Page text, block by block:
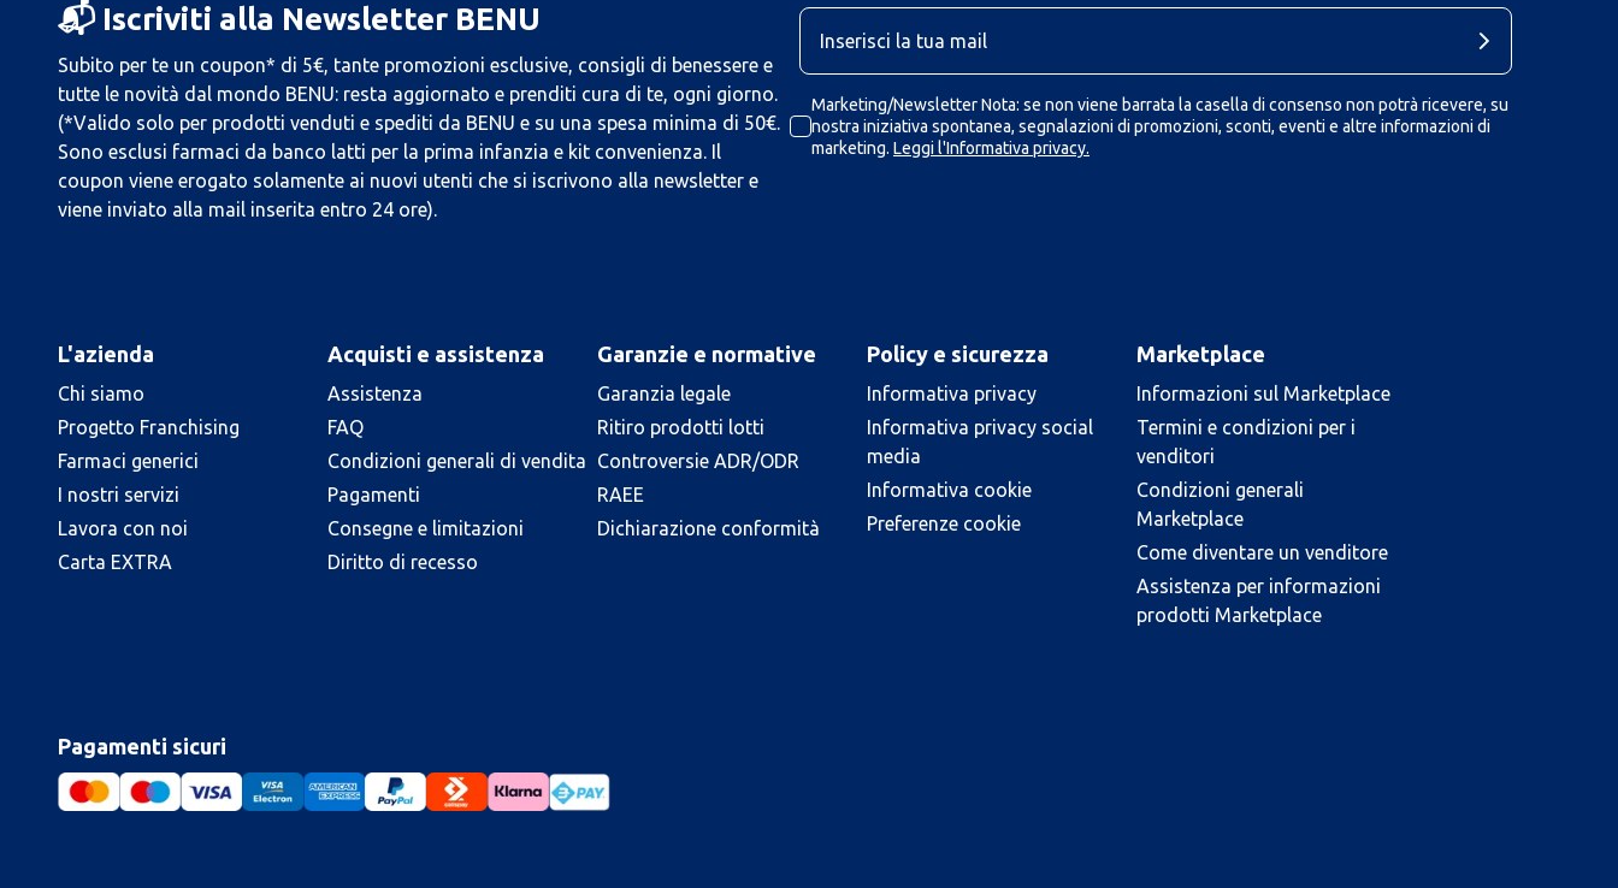
📬 Iscriviti alla Newsletter BENU
Subito per te un coupon* di 5€, tante promozioni esclusive, consigli di benessere e
tutte le novità dal mondo BENU: resta aggiornato e prenditi cura di te, ogni giorno.
(*Valido solo per prodotti venduti e spediti da BENU e su una spesa minima di 50€.
Sono esclusi farmaci da banco latti per la prima infanzia e kit convenienza. Il
coupon viene erogato solamente ai nuovi utenti che si iscrivono alla newsletter e
viene inviato alla mail inserita entro 24 ore).
Marketing/Newsletter Nota: se non viene barrata la casella di consenso non potrà ricevere, su
nostra iniziativa spontanea, segnalazioni di promozioni, sconti, eventi e altre informazioni di
marketing. Leggi l'Informativa privacy.
L'azienda
Chi siamo
Progetto Franchising
Farmaci generici
I nostri servizi
Lavora con noi
Carta EXTRA
Acquisti e assistenza
Assistenza
FAQ
Condizioni generali di vendita
Pagamenti
Consegne e limitazioni
Diritto di recesso
Garanzie e normative
Garanzia legale
Ritiro prodotti lotti
Controversie ADR/ODR
RAEE
Dichiarazione conformità
Policy e sicurezza
Informativa privacy
Informativa privacy social
media
Informativa cookie
Preferenze cookie
Marketplace
Informazioni sul Marketplace
Termini e condizioni per i
venditori
Condizioni generali
Marketplace
Come diventare un venditore
Assistenza per informazioni
prodotti Marketplace
Pagamenti sicuri